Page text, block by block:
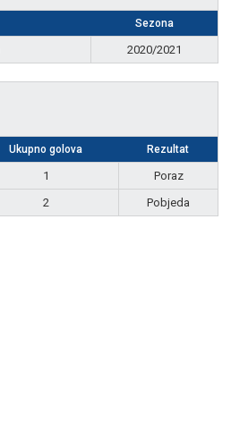
Sezona
2020/2021
Ukupno golova Rezultat
1
Poraz
2 Pobjeda